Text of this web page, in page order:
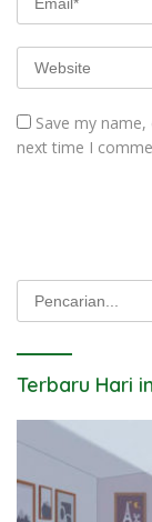
Save my
next time I
Pencarian
Terbaru Hari